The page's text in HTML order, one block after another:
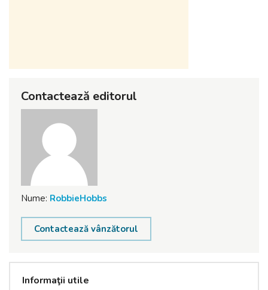
Contactează editorul
Nume: RobbieHobbs
Contactează vânzătorul
Informaţii utile